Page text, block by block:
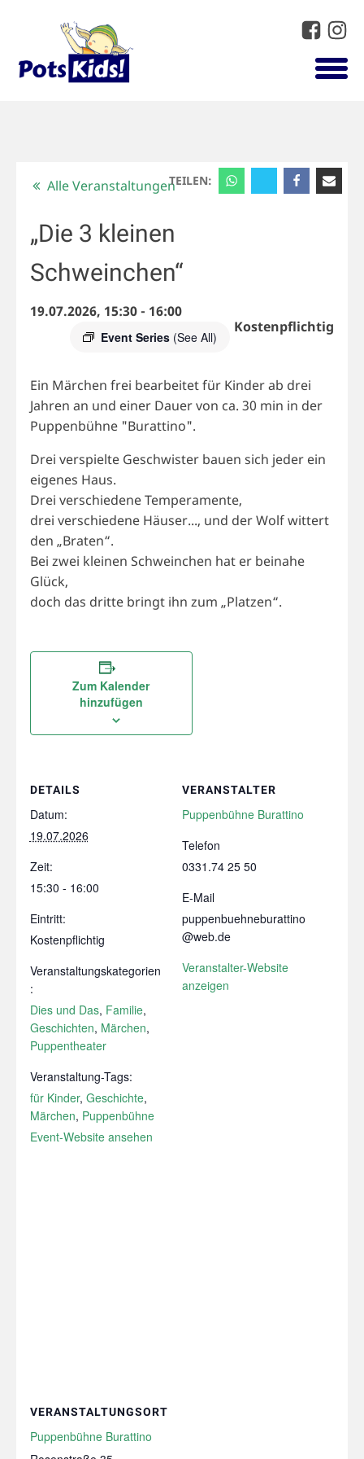
TEILEN:
Alle Veranstaltungen
„Die 3 kleinen
Schweinchen“
19.07.2026, 15:30- 16:00
Event Series (See All)
Kostenpflichtig
Ein Märchen frei bearbeitet für Kinder ab drei
Jahren an und einer Dauer von ca. 30 min in der
Puppenbühne "Burattino".
Drei verspielte Geschwister bauen sich jeder ein
eigenes Haus.
Drei verschiedene Temperamente,
drei verschiedene Häuser..., und der Wolf wittert
den „Braten“.
Bei zwei kleinen Schweinchen hat er beinahe
Glück,
doch das dritte bringt ihn zum „Platzen“.
Zum Kalender
hinzufügen
DETAILS
Datum:
19.07.2026
Zeit:
15:30 - 16:00
Eintritt:
Kostenpflichtig
Veranstaltungskategorien
:
Dies und Das, Familie,
Geschichten, Märchen,
Puppentheater
Veranstaltung-Tags:
für Kinder, Geschichte,
Märchen, Puppenbühne
Event-Website ansehen
VERANSTALTER
Puppenbühne Burattino
Telefon
0331.74 25 50
E-Mail
puppenbuehneburattino
@web.de
Veranstalter-Website
anzeigen
VERANSTALTUNGSORT
Puppenbühne Burattino